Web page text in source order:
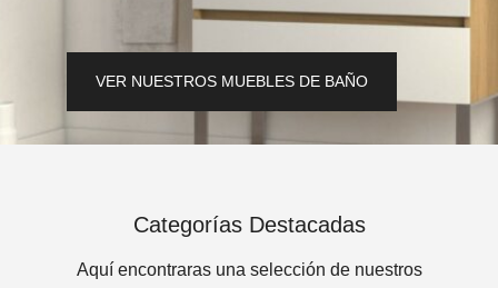
VER NUESTROS MUEBLES DE BAÑO
Categorías Destacadas
Aquí encontraras una selección de nuestros